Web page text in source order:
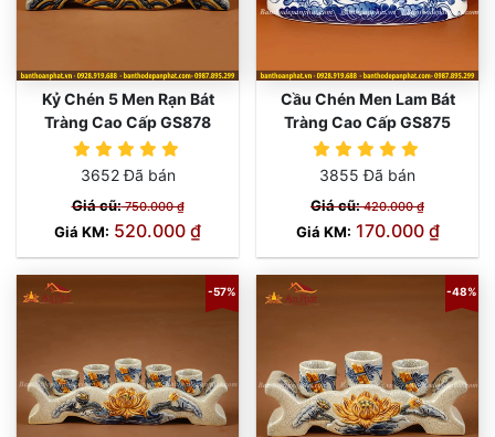
Kỷ Chén 5 Men Rạn Bát
Tràng Cao Cấp GS878
3652 Đã bán
Giá cũ:750.000 ₫
Giá KM: 520.000 ₫
Cầu Chén Men Lam Bát
Tràng Cao Cấp GS875
3855 Đã bán
Giá cũ:420.000 ₫
Giá KM: 170.000 ₫
-57% -48%